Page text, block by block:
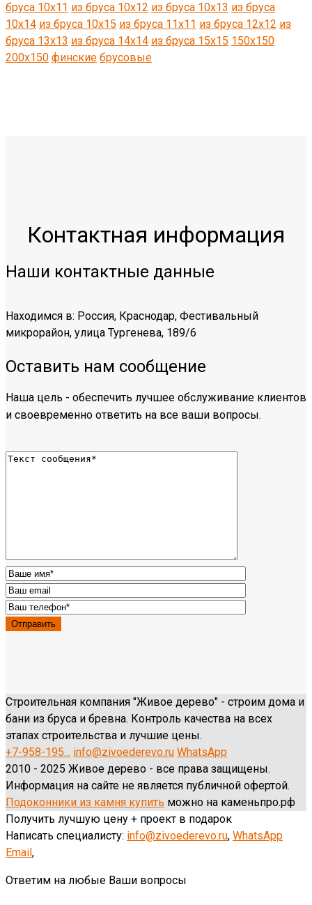
бруса 10x11 из бруса 10х12 из бруса 10x13 из бруса
10x14 из бруса 10x15 из бруса 11x11 из бруса 12x12 из
бруса 13x13 из бруса 14x14 из бруса 15x15 150х150
200х150 финские брусовые
Контактная информация
Наши контактные данные
Находимся в: Россия, Краснодар, Фестивальный
микрорайон, улица Тургенева, 189/6
Оставить нам сообщение
Наша цель - обеспечить лучшее обслуживание клиентов
и своевременно ответить на все ваши вопросы.
Строительная компания "Живое дерево" - строим дома и
бани из бруса и бревна. Контроль качества на всех
этапах строительства и лучшие цены.
+7-958-195... info@zivoederevo.ru WhatsApp
2010 - 2025 Живое дерево - все права защищены.
Информация на сайте не является публичной офертой.
Подоконники из камня купить можно на каменьпро.рф
Получить лучшую цену + проект в подарок
Написать специалисту: info@zivoederevo.ru, WhatsApp
Email ,
Ответим на любые Ваши вопросы